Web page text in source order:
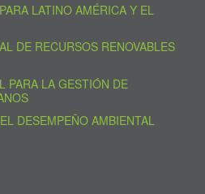
LATINO AMÉRICA Y EL
DE RECURSOS RENOVABLES
PARA LA GESTIÓN DE
DESEMPEÑO AMBIENTAL